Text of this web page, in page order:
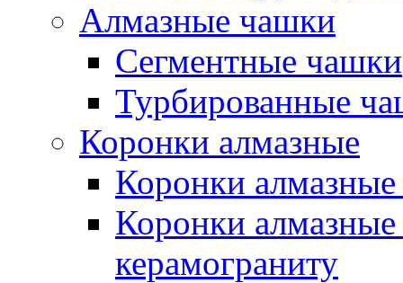
Алмазные чашки
Сегментные чашки
Турбированные
Коронки алмазные
Коронки
Коронки
керамограниту